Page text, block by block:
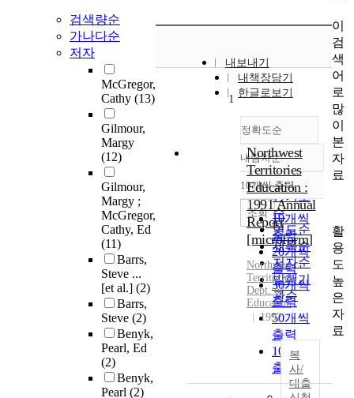
검색량순
가나다순
저자
McGregor,
Cathy (13)
Gilmour,
Margy
(12)
Gilmour,
Margy ;
McGregor,
Cathy, Ed
(11)
Barrs,
Steve ...
[et al.] (2)
Barrs,
Steve (2)
Benyk,
Pearl, Ed
(2)
Benyk,
Pearl (2)
내보내기
내책장담기
한글로보기
정확도순
정확도
순
인기도
순
연도순
제목순
저자순
발행기
관순
내림차순
내림차순
10개씩 출력
10개씩
출력
20개씩
출력
30개씩
출력
50개씩
출력
100개씩
출력
조회
1
Northwest
Territories
Education :
1991 Annual
Report
[microform]
Northwest
Territories
Dept. of
Education
1992
복
사/
대출
이
검
색
어
로
많
이
본
자
료
활
용
도
높
은
자
료